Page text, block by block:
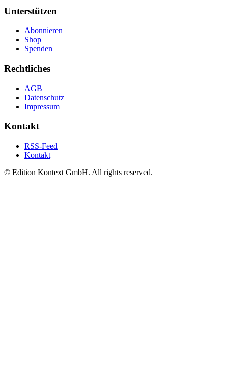
Unterstützen
Abonnieren
Shop
Spenden
Rechtliches
AGB
Datenschutz
Impressum
Kontakt
RSS-Feed
Kontakt
© Edition Kontext GmbH. All rights reserved.